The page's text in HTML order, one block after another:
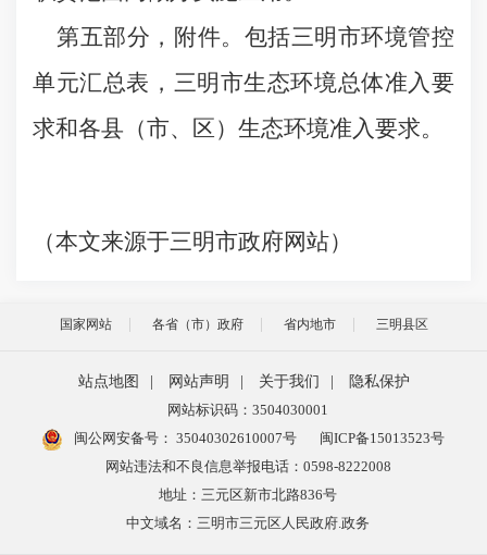
第五部分，附件。包括三明市环境管控
单元汇总表，三明市生态环境总体准入要
求和各县（市、区）生态环境准入要求。
（本文来源于三明市政府网站）
国家网站 各省（市）政府 省内地市 三明县区
站点地图 网站声明 关于我们
隐私保护
网站标识码：3504030001
闽公网安备号： 35040302610007号
闽ICP备15013523号
网站违法和不良信息举报电话：0598-8222008
地址：三元区新市北路836号
中文域名：三明市三元区人民政府.政务